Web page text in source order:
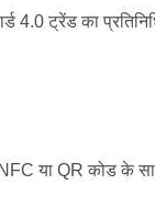
ट्रेंड का
या QR कोड के